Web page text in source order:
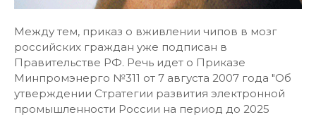
Между тем, приказ о вживлении чипов в мозг
российских граждан уже подписан в
Правительстве РФ. Речь идет о Приказе
Минпромэнерго №311 от 7 августа 2007 года "Об
утверждении Стратегии развития электронной
промышленности России на период до 2025